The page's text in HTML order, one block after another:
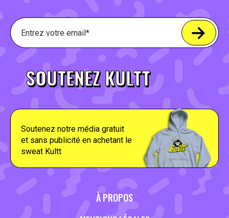
SOUTENEZ KULTT
Soutenez notre média gratuit
et sans publicité en achetant le
sweat Kultt
À PROPOS